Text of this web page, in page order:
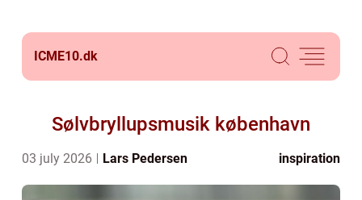
ICME10.dk
Sølvbryllupsmusik københavn
03 july 2026 Lars Pedersen inspiration